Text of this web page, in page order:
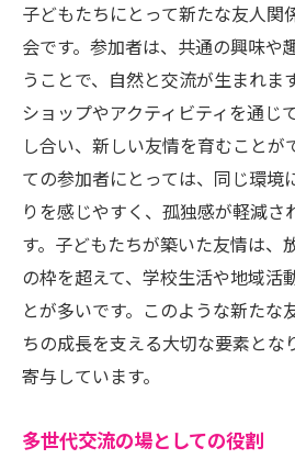
子どもたちにとって新たな友人関
会です。参加者は、共通の興味や
うことで、自然と交流が生まれま
ショップやアクティビティを通じ
し合い、新しい友情を育むことが
ての参加者にとっては、同じ環境
りを感じやすく、孤独感が軽減さ
す。子どもたちが築いた友情は、
の枠を超えて、学校生活や地域活
とが多いです。このような新たな
ちの成長を支える大切な要素とな
寄与しています。
多世代交流の場としての役割